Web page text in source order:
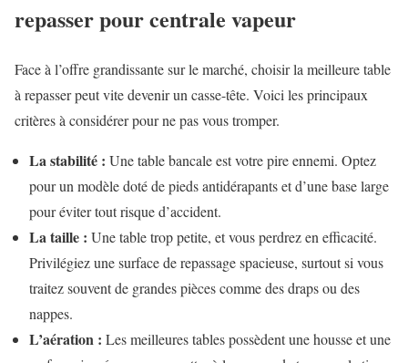
repasser pour centrale vapeur
Face à l’offre grandissante sur le marché, choisir la meilleure table
à repasser peut vite devenir un casse-tête. Voici les principaux
critères à considérer pour ne pas vous tromper.
La stabilité : Une table bancale est votre pire ennemi. Optez
pour un modèle doté de pieds antidérapants et d’une base large
pour éviter tout risque d’accident.
La taille : Une table trop petite, et vous perdrez en efficacité.
Privilégiez une surface de repassage spacieuse, surtout si vous
traitez souvent de grandes pièces comme des draps ou des
nappes.
L’aération : Les meilleures tables possèdent une housse et une